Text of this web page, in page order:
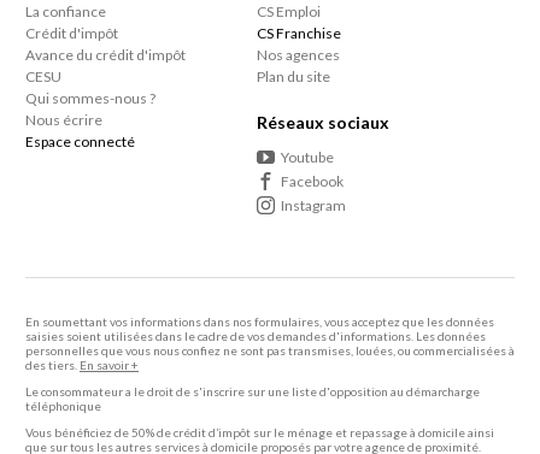
La confiance
Crédit d'impôt
Avance du crédit d'impôt
CESU
Qui sommes-nous ?
Nous écrire
Espace connecté
CS Emploi
CS Franchise
Nos agences
Plan du site
Réseaux sociaux
Youtube
Facebook
Instagram
En soumettant vos informations dans nos formulaires, vous acceptez que les données
saisies soient utilisées dans le cadre de vos demandes d'informations. Les données
personnelles que vous nous confiez ne sont pas transmises, louées, ou commercialisées à
des tiers. En savoir +
Le consommateur a le droit de s'inscrire sur une liste d'opposition au démarcharge
téléphonique
Vous bénéficiez de 50% de crédit d’impôt sur le ménage et repassage à domicile ainsi
que sur tous les autres services à domicile proposés par votre agence de proximité.